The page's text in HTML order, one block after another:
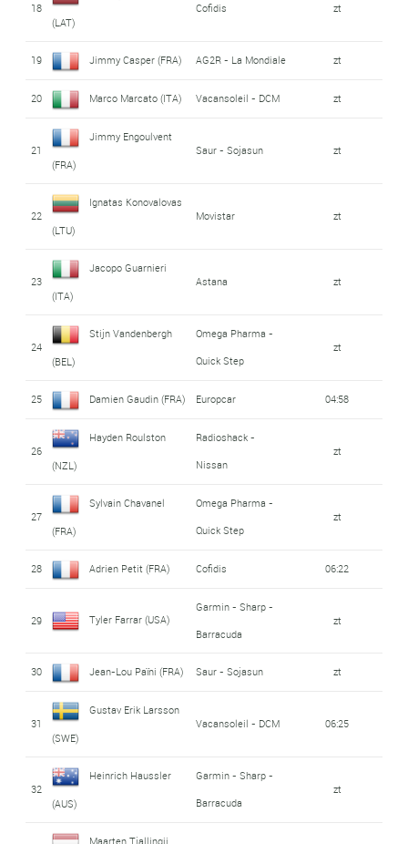
18
(LAT)
Cofidis zt
19 Jimmy Casper (FRA) AG2R - La Mondiale zt
20 Marco Marcato (ITA) Vacansoleil - DCM zt
21
Jimmy Engoulvent
(FRA)
Saur - Sojasun zt
22
Ignatas Konovalovas
(LTU)
Movistar zt
23
Jacopo Guarnieri
(ITA)
Astana zt
24
Stijn Vandenbergh
(BEL)
Omega Pharma -
Quick Step
zt
25 Damien Gaudin (FRA) Europcar 04:58
26
Hayden Roulston
(NZL)
Radioshack -
Nissan
zt
27
Sylvain Chavanel
(FRA)
Omega Pharma -
Quick Step
zt
28 Adrien Petit (FRA) Cofidis 06:22
29 Tyler Farrar (USA)
Garmin - Sharp -
Barracuda
zt
30 Jean-Lou Païni (FRA) Saur - Sojasun zt
31
Gustav Erik Larsson
(SWE)
Vacansoleil - DCM 06:25
32
Heinrich Haussler
(AUS)
Garmin - Sharp -
Barracuda
zt
Maarten Tjallingii